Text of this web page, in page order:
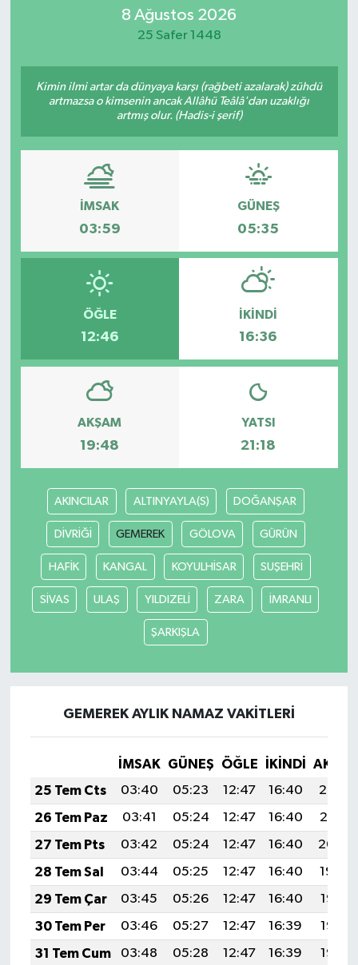
8 Ağustos 2026
25 Safer 1448
Kimin ilmi artar da dünyaya karşı (rağbeti azalarak) zühdü
artmazsa o kimsenin ancak Allâhü Teâlâ'dan uzaklığı
artmış olur. (Hadis-i şerif)
İMSAK
03:59
GÜNEŞ
05:35
ÖĞLE
12:46
İKINDI
16:36
AKŞAM
19:48
YATSI
21:18
AKINCILAR ALTINYAYLA(S) DOĞANŞAR
DİVRİĞİ GEMEREK GÖLOVA GÜRÜN
HAFİK KANGAL KOYULHİSAR SUŞEHRİ
SİVAS ULAŞ YILDIZELİ ZARA İMRANLI
ŞARKIŞLA
GEMEREK AYLIK NAMAZ VAKITLERI
İMSAK GÜNEŞ ÖĞLE İKINDI
25 Tem Cts
03:40 05:23 12:47 16:40
20:02
26 Tem Paz
03:41 05:24 12:47 16:40
20:01
27 Tem Pts
03:42 05:24 12:47 16:40
20:00
28 Tem Sal
03:44 05:25 12:47 16:40
19:59
29 Tem Çar
03:45 05:26 12:47 16:40
19:58
30 Tem Per
03:46 05:27 12:47 16:39
19:57
31 Tem Cum
03:48 05:28 12:47 16:39
19:57
Teknoloji
TRABZONSPOR